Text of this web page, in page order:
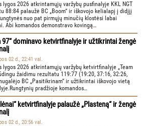
lygos 2026 atkrintamųjų varžybų pusfinalyje KKL NGT
88:84 palaužė BC „Boom“ ir iškovojo kelialapį į didįjį
nuo pat pirmųjų minučių klostėsi labai
Abi komandos demonstravo kovingą…
97“ dominavo ketvirtfinalyje ir užtikrintai žengė
02 d., 22:41 val.
lygos 2026 atkrintamųjų varžybų ketvirtfinalyje „Team
žaidimu rezultatu 119:77 (19:20, 37:16, 32:26,
BC „Pasitikrinam“ ir užtikrintai iškovojo vietą
pradžioje komandos…
ketvirtfinalyje palaužė „Plasteną“ ir žengė
02 d., 20:56 val.